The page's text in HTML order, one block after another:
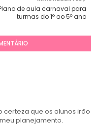
de aula carnaval para
turmas do 1º ao 5º ano
certeza que os alunos irão
planejamento.